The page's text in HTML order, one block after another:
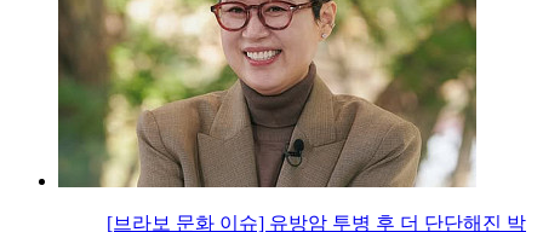
[브라보 문화 이슈] 유방암 투병 후 더 단단해진 박